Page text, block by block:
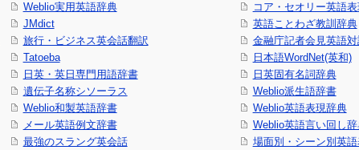
Weblio実用英語辞典
JMdict
旅行・ビジネス英会話翻訳
Tatoeba
日英・英日専門用語辞書
遺伝子名称シソーラス
Weblio和製英語辞書
メール英語例文辞書
最強のスラング英会話
コア・セオリー英語
英語ことわざ教訓辞典
金融庁記者会見英語対
日本語WordNet(英和)
日英固有名詞辞典
Weblio派生語辞書
Weblio英語表現辞典
Weblio英語言い回し
場面別・シーン別英